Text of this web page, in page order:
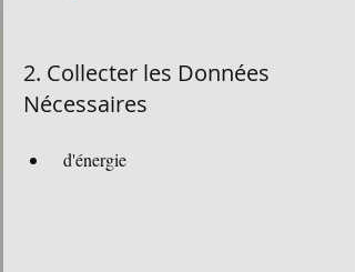
2. Collecter les Données
Nécessaires
d'énergie